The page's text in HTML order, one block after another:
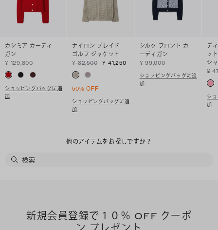
カシミア カーディ
ガン
¥ 129,800
ショッピングバッグに追
加
ナイロン プレイド
ゴルフ ジャケット
¥ 82,500
¥ 41,250
50% OFF
ショッピングバッグに追
加
シルク フロント カ
ーディガン
¥ 99,000
ショッピングバッグに追
加
デ
ッ
シ
¥
シ
加
他のアイテムをお探しですか？
新規会員登録で１０％ OFF クーポ